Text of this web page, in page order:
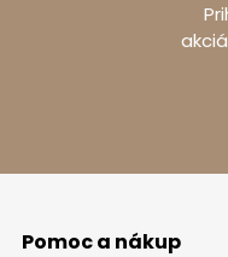
Pomoc a nákup